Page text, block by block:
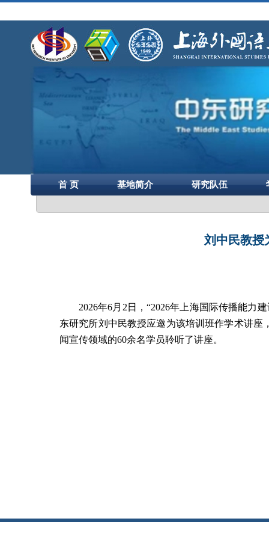
首 页 基地简介 研究队伍
刘中民教授
2026年6月2日，“2026年上海国际传播能力
东研究所刘中民教授应邀为该培训班作学术讲
闻宣传领域的60余名学员聆听了讲座。